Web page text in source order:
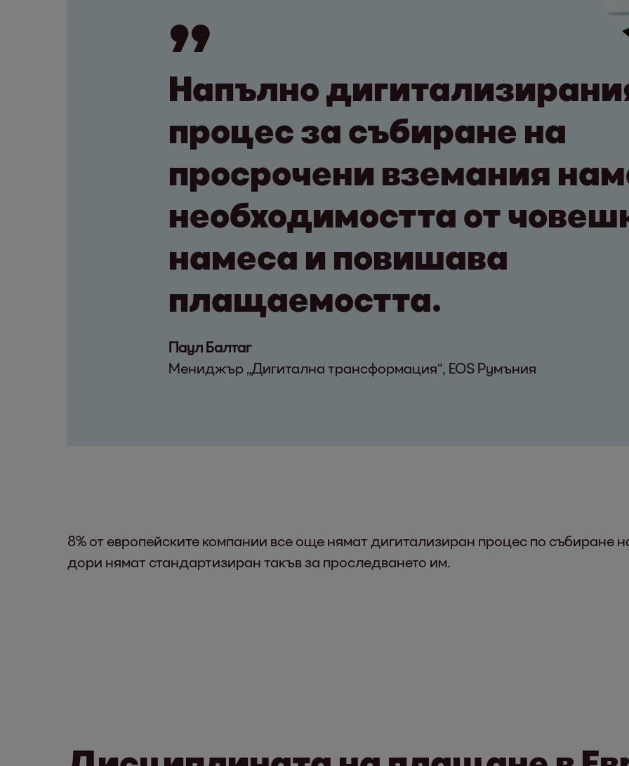
Напълно
процес за събиране на
просрочени вземания
необходимостта от
намеса и повишава
плащаемостта.
Паул Балтаг
Мениджър „Дигитална трансформация“, EOS Румъния
8% от европейските компании все още нямат дигитализиран процес по събиране
дори нямат стандартизиран такъв за проследването им.